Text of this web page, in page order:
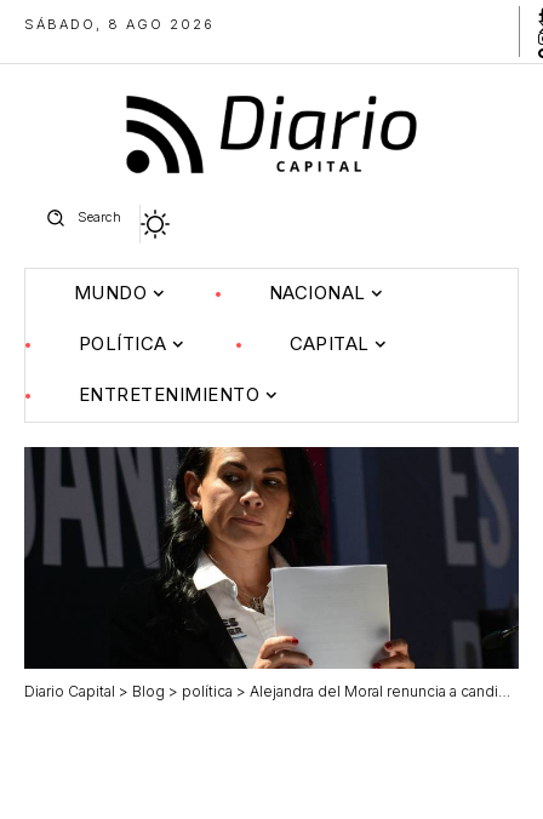
SÁBADO, 8 AGO 2026
Search
MUNDO NACIONAL
POLÍTICA CAPITAL
ENTRETENIMIENTO
Diario Capital > Blog > política > Alejandra del Moral renuncia a candidatura del PRI